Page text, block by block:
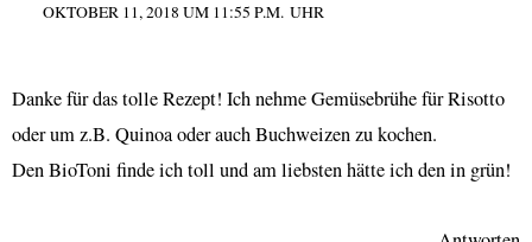
OKTOBER 11, 2018 UM 11:55 P.M. UHR
Danke für das tolle Rezept! Ich nehme Gemüsebrühe für Risotto
oder um z.B. Quinoa oder auch Buchweizen zu kochen.
Den BioToni finde ich toll und am liebsten hätte ich den in grün!